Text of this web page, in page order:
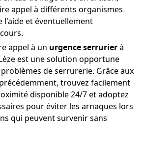
appel à différents organismes
l'aide et éventuellement
appel à un urgence serrurierà
est une solution opportune
de serrurerie. Grâce aux
trouvez facilement
disponible 24/7 et adoptez
pour éviter les arnaques lors
qui peuvent survenir sans